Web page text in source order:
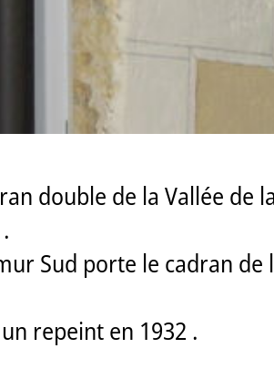
double de la Vallée de
Sud porte le cadran
repeint en 1932 .